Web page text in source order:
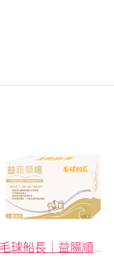
毛球船長｜益腸順暢